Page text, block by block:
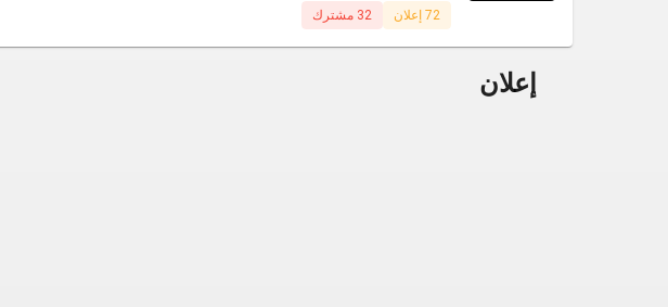
72 إعلان 32 مشترك
إعلان